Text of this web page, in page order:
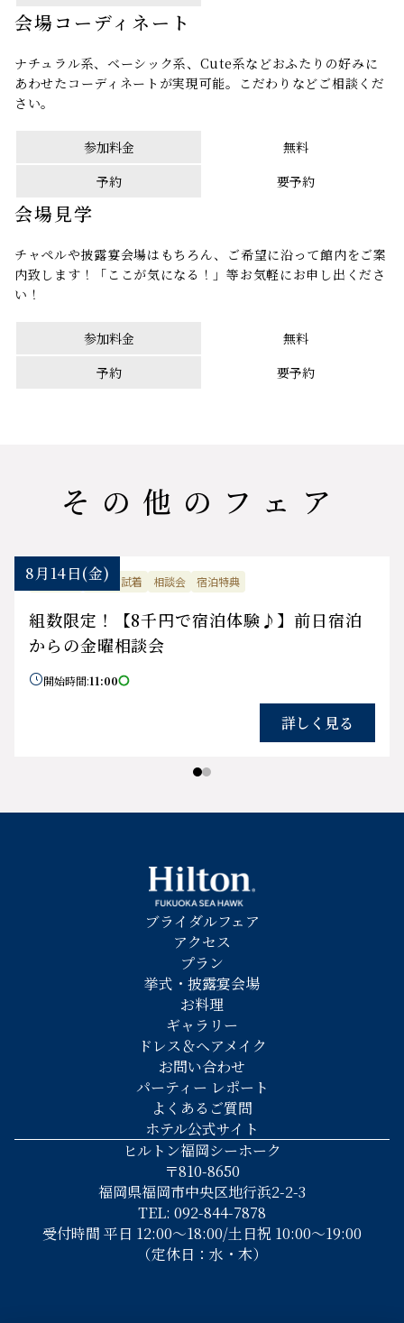
会場コーディネート
ナチュラル系、ベーシック系、Cute系などおふたりの好みに
あわせたコーディネートが実現可能。こだわりなどご相談くだ
さい。
参加料金
無料
予約
要予約
会場見学
チャペルや披露宴会場はもちろん、ご希望に沿って館内をご案
内致します！「ここが気になる！」等お気軽にお申し出くださ
い！
参加料金
無料
予約
要予約
その他のフェア
8月14日(金)
平日限定 ドレス試着 相談会 宿泊特典
組数限定！【8千円で宿泊体験♪】前日宿泊
からの金曜相談会
開始時間:11:00
詳しく見る
ブライダルフェア
アクセス
プラン
挙式・披露宴会場
お料理
ギャラリー
ドレス＆ヘアメイク
お問い合わせ
パーティー レポート
よくあるご質問
ホテル公式サイト
ヒルトン福岡シーホーク
〒810-8650
福岡県福岡市中央区地行浜2-2-3
TEL: 092-844-7878
受付時間 平日 12:00～18:00/土日祝 10:00～19:00
（定休日：水・木）